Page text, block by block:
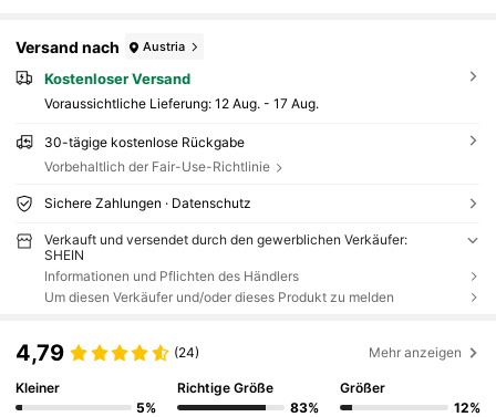
Versand nach Austria
Kostenloser Versand
Voraussichtliche Lieferung: 12 Aug. - 17 Aug.
30-tägige kostenlose Rückgabe
Vorbehaltlich der Fair-Use-Richtlinie
Sichere Zahlungen · Datenschutz
Verkauft und versendet durch den gewerblichen Verkäufer:
SHEIN
Informationen und Pflichten des Händlers
Um diesen Verkäufer und/oder dieses Produkt zu melden
4,79 (24) Mehr anzeigen
Kleiner
5%
Richtige Größe
83%
Größer
12%